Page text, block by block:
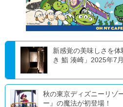
新感覚の美味しさを
き 鮨 湊崎」2025年7月
秋の東京ディズニーリゾ
ー』の魔法が初登場！